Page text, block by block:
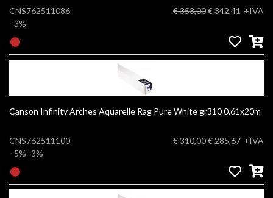
CNS762511086
-3%
€ 353,00€ 342,41 +IVA
Canson Infinity Arches Aquarelle Rag Pure White gr310 0.61x20m
CNS762511100
-5% -3%
€ 310,00€ 285,67 +IVA